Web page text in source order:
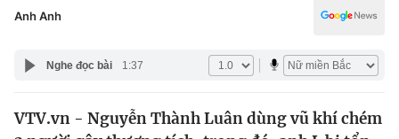
Giáo dục
Anh Anh
Nghe đọc bài 1:37
VTV.vn - Nguyễn Thành Luân dùng vũ khí chém